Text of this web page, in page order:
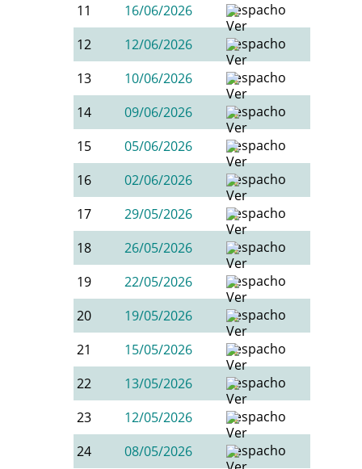
11
16/06/2026
12
12/06/2026
13
10/06/2026
14
09/06/2026
15
05/06/2026
16
02/06/2026
17
29/05/2026
18
26/05/2026
19
22/05/2026
20
19/05/2026
21
15/05/2026
22
13/05/2026
23
12/05/2026
24
08/05/2026